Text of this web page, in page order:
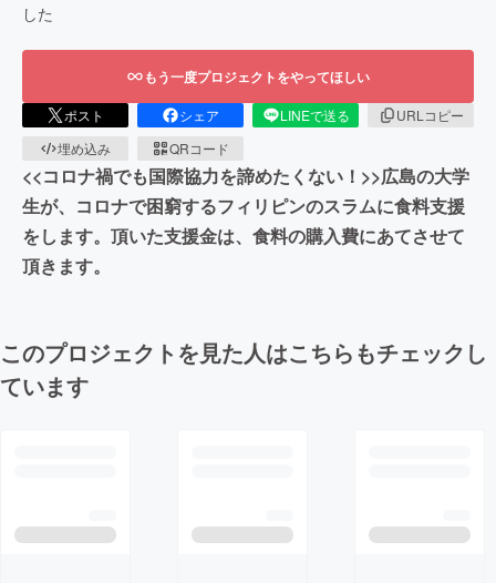
した
もう一度プロジェクトをやってほしい
ポスト シェア LINEで送る
URLコピー
埋め込み
QRコード
<<コロナ禍でも国際協力を諦めたくない！>>広島の大学
生が、コロナで困窮するフィリピンのスラムに食料支援
をします。頂いた支援金は、食料の購入費にあてさせて
頂きます。
このプロジェクトを見た人はこちらもチェックし
ています